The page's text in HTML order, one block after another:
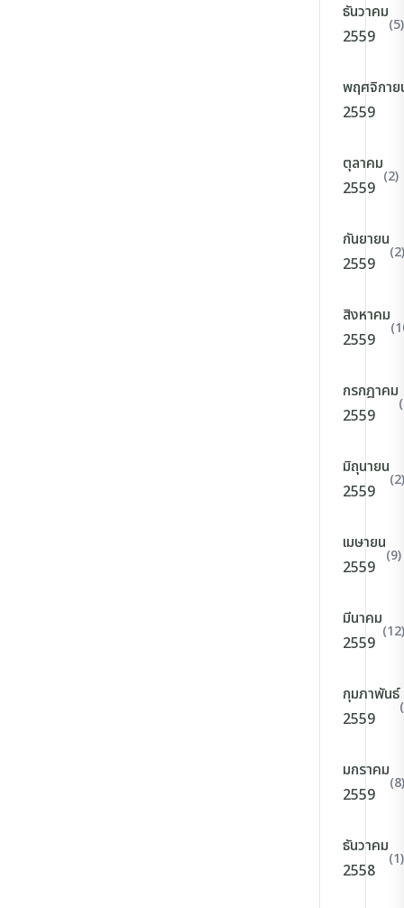
ธันวาคม
2559
(5)
พฤศจิกาย
2559
ตุลาคม
2559
(2)
กันยายน
2559
(2)
สิงหาคม
2559
กรกฎาคม
2559
มิถุนายน
2559
(2)
เมษายน
2559
(9)
มีนาคม
2559
(12)
กุมภาพันธ์
2559
มกราคม
2559
(8)
ธันวาคม
2558
(1)